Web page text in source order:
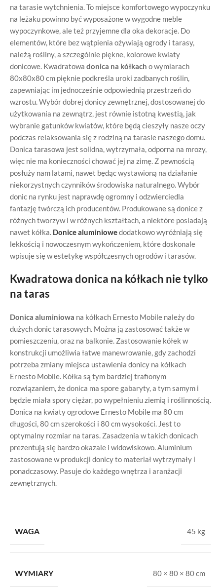
na tarasie wytchnienia. To miejsce komfortowego wypoczynku
na leżaku powinno być wyposażone w wygodne meble
wypoczynkowe, ale też przyjemne dla oka dekoracje. Do
elementów, które bez wątpienia ożywiają ogrody i tarasy,
należą rośliny, a szczególnie piękne, kolorowe kwiaty
donicowe. Kwadratowa donica na kółkach o wymiarach
80x80x80 cm pięknie podkreśla uroki zadbanych roślin,
zapewniając im jednocześnie odpowiednią przestrzeń do
wzrostu. Wybór dobrej donicy zewnętrznej, dostosowanej do
użytkowania na zewnątrz, jest równie istotną kwestią, jak
wybranie gatunków kwiatów, które będą cieszyły nasze oczy
podczas relaksowania się z rodziną na tarasie naszego domu.
Donica tarasowa jest solidna, wytrzymała, odporna na mrozy,
więc nie ma konieczności chować jej na zimę. Z pewnością
posłuży nam latami, nawet będąc wystawioną na działanie
niekorzystnych czynników środowiska naturalnego. Wybór
donic na rynku jest naprawdę ogromny i odzwierciedla
fantazję twórczą ich producentów. Produkowane są donice z
różnych tworzyw i w różnych kształtach, a niektóre posiadają
nawet kółka. Donice aluminiowedodatkowo wyróżniają się
lekkością i nowoczesnym wykończeniem, które doskonale
wpisuje się w estetykę współczesnych ogrodów i tarasów.
Kwadratowa donica na kółkach nie tylko
na taras
Donica aluminiowa na kółkach Ernesto Mobile należy do
dużych donic tarasowych. Można ją zastosować także w
pomieszczeniu, oraz na balkonie. Zastosowanie kółek w
konstrukcji umożliwia łatwe manewrowanie, gdy zachodzi
potrzeba zmiany miejsca ustawienia donicy na kółkach
Ernesto Mobile. Kółka są tym bardziej trafionym
rozwiązaniem, że donica ma spore gabaryty, a tym samym i
będzie miała spory ciężar, po wypełnieniu ziemią i roślinnością.
Donica na kwiaty ogrodowe Ernesto Mobile ma 80 cm
długości, 80 cm szerokości i 80 cm wysokości. Jest to
optymalny rozmiar na taras. Zasadzenia w takich donicach
prezentują się bardzo okazale i widowiskowo. Aluminium
zastosowane w produkcji donicy to materiał wytrzymały i
ponadczasowy. Pasuje do każdego wnętrza i aranżacji
zewnętrznych.
WAGA 45 kg
WYMIARY 80 × 80 × 80 cm